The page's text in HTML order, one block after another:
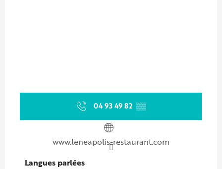
04 93 49 82 ▒▒
www.leneapolis-restaurant.com
Langues parlées
Langues parlées